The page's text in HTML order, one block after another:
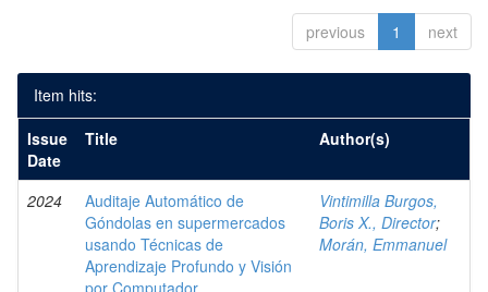
previous 1 next
Item hits:
Issue
Date
Title Author(s)
2024
Auditaje Automático de
Góndolas en supermercados
usando Técnicas de
Aprendizaje Profundo y Visión
por Computador
Vintimilla Burgos,
Boris X., Director;
Morán, Emmanuel